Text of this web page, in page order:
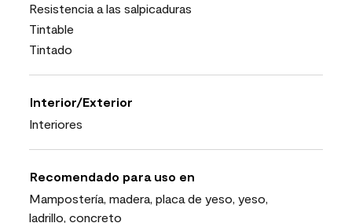
Resistencia a las salpicaduras
Tintable
Tintado
Interior/Exterior
Interiores
Recomendado para uso en
Mampostería, madera, placa de yeso, yeso,
ladrillo, concreto